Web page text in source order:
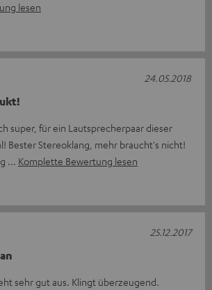
lesen
super, für ein Lautsprecherpaar dieser
Bester Stereoklang, mehr braucht's nicht!
Komplette Bewertung lesen
24.05.2018
sehr gut aus. Klingt überzeugend.
25.12.2017